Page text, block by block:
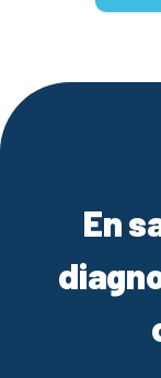
En